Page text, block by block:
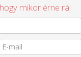
mikor érne rá!